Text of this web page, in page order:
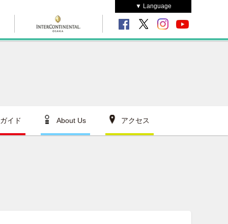
▼ Language
イド About Us アクセス